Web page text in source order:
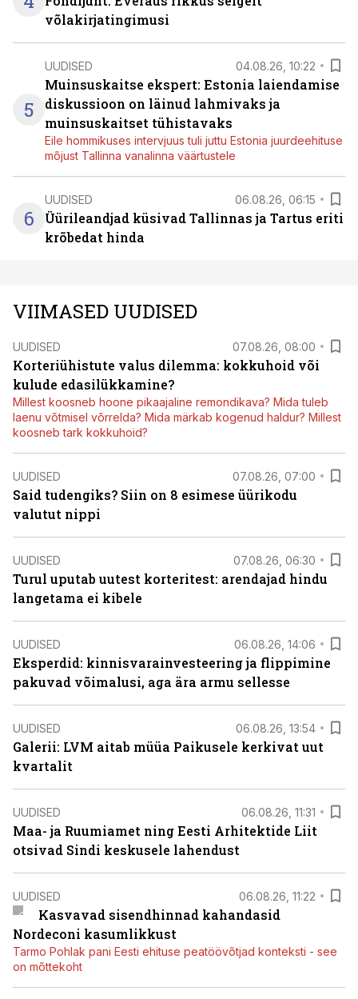
võlakirjatingimusi
5
UUDISED 04.08.26, 10:22
Muinsuskaitse ekspert: Estonia laiendamise
diskussioon on läinud lahmivaks ja
muinsuskaitset tühistavaks
Eile hommikuses intervjuus tuli juttu Estonia juurdeehituse
mõjust Tallinna vanalinna väärtustele
6
UUDISED 06.08.26, 06:15
Üürileandjad küsivad Tallinnas ja Tartus eriti
krõbedat hinda
VIIMASED UUDISED
UUDISED 07.08.26, 08:00
Korteriühistute valus dilemma: kokkuhoid või
kulude edasilükkamine?
Millest koosneb hoone pikaajaline remondikava? Mida tuleb
laenu võtmisel võrrelda? Mida märkab kogenud haldur? Millest
koosneb tark kokkuhoid?
UUDISED 07.08.26, 07:00
Said tudengiks? Siin on 8 esimese üürikodu
valutut nippi
UUDISED 07.08.26, 06:30
Turul uputab uutest korteritest: arendajad hindu
langetama ei kibele
UUDISED 06.08.26, 14:06
Eksperdid: kinnisvarainvesteering ja flippimine
pakuvad võimalusi, aga ära armu sellesse
UUDISED 06.08.26, 13:54
Galerii: LVM aitab müüa Paikusele kerkivat uut
kvartalit
UUDISED 06.08.26, 11:31
Maa- ja Ruumiamet ning Eesti Arhitektide Liit
otsivad Sindi keskusele lahendust
UUDISED 06.08.26, 11:22
Kasvavad sisendhinnad kahandasid
Nordeconi kasumlikkust
Tarmo Pohlak pani Eesti ehituse peatöövõtjad konteksti - see
on mõttekoht